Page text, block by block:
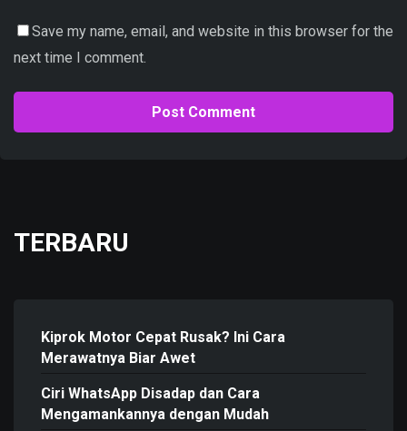
Save my name, email, and website in this browser for the
next time I comment.
TERBARU
Kiprok Motor Cepat Rusak? Ini Cara
Merawatnya Biar Awet
Ciri WhatsApp Disadap dan Cara
Mengamankannya dengan Mudah